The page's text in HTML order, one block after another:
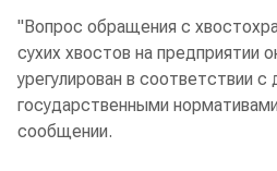
"Вопрос обращения с
сухих хвостов на предприятии
урегулирован в соответствии
государственными
сообщении.